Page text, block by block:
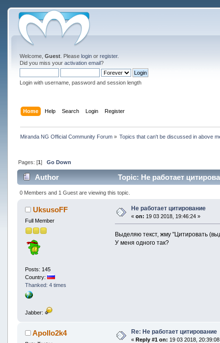
Welcome, Guest. Please loginor register.
Did you miss your activation email?
Login with username, password and session length
Home Help Search Login Register
Miranda NG Official Community Forum» Topics that can't be discussed in above
Pages: [1] Go Down
Author Topic: Не работает
0 Members and 1 Guest are viewing this topic.
UksusoFF
Full Member
Posts: 145
Country:
Thanked: 4 times
Jabber:
Не работает цитирование
« on: 19 03 2018, 19:46:24 »
Выделяю текст, жму "Цитировать
У меня одного так?
Apollo2k4 Re: Не работает цитирование
« Reply #1 on: 19 03 2018,